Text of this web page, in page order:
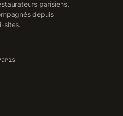
parisiens.
depuis
sites.